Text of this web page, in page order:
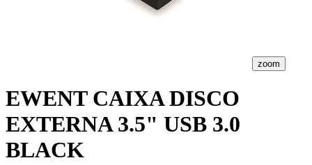
zoom
EWENT CAIXA DISCO
EXTERNA 3.5" USB 3.0
BLACK